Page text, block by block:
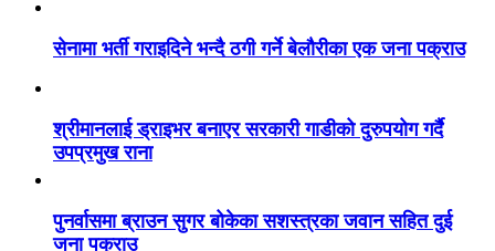
सेनामा भर्ती गराइदिने भन्दै ठगी गर्ने बेलौरीका एक जना पक्राउ
श्रीमानलाई ड्राइभर बनाएर सरकारी गाडीको दुरुपयोग गर्दै
उपप्रमुख राना
पुनर्वासमा ब्राउन सुगर बोकेका सशस्त्रका जवान सहित दुई
जना पक्राउ